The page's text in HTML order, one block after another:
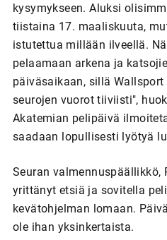
kysymykseen. Aluksi
tiistaina 17. maaliskuuta,
istutettua millään ilveellä.
pelaamaan arkena ja
päiväsaikaan, sillä
seurojen vuorot tiiviisti",
Akatemian pelipäivä
saadaan lopullisesti lyötyä
Seuran valmennuspäällikkö,
yrittänyt etsiä ja sovitella
kevätohjelman lomaan.
ole ihan yksinkertaista.